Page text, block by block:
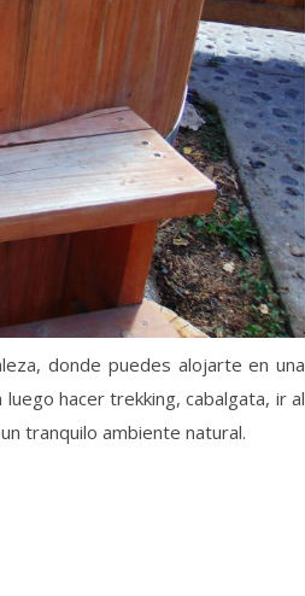
donde puedes alojarte en una
hacer trekking, cabalgata, ir al
tranquilo ambiente natural.